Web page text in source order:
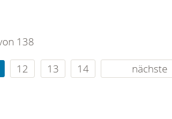
138
12 13 14 nächste